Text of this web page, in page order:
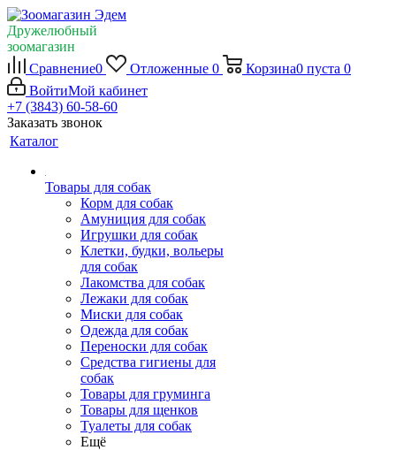
Дружелюбный
зоомагазин
Сравнение0 Отложенные 0 Корзина0 пуста 0
ВойтиМой кабинет
+7 (3843) 60-58-60
Заказать звонок
Каталог
Товары для собак
Корм для собак
Амуниция для собак
Игрушки для собак
Клетки, будки, вольеры
для собак
Лакомства для собак
Лежаки для собак
Миски для собак
Одежда для собак
Переноски для собак
Средства гигиены для
собак
Товары для груминга
Товары для щенков
Туалеты для собак
Ещё